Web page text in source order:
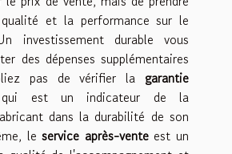
et la performance sur le
investissement durable vous
des dépenses supplémentaires
pas de vérifier la garantie
est un indicateur de la
dans la durabilité de son
leservice après-venteest un